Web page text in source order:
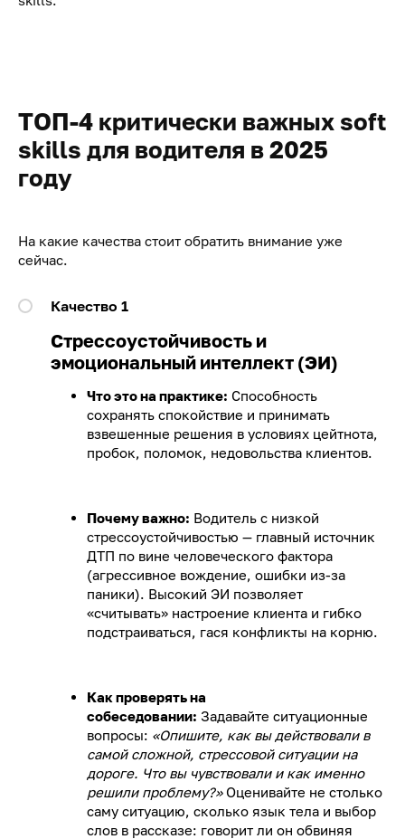
ТОП-4 критически важных soft
skills для водителя в 2025
году
На какие качества стоит обратить внимание уже
сейчас.
Качество 1
Стрессоустойчивость и
эмоциональный интеллект (ЭИ)
Что это на практике: Способность
сохранять спокойствие и принимать
взвешенные решения в условиях цейтнота,
пробок, поломок, недовольства клиентов.
Почему важно: Водитель с низкой
стрессоустойчивостью — главный источник
ДТП по вине человеческого фактора
(агрессивное вождение, ошибки из-за
паники). Высокий ЭИ позволяет
«считывать» настроение клиента и гибко
подстраиваться, гася конфликты на корню.
Как проверять на
собеседовании: Задавайте ситуационные
вопросы: «Опишите, как вы действовали в
самой сложной, стрессовой ситуации на
дороге. Что вы чувствовали и как именно
решили проблему?»Оценивайте не столько
саму ситуацию, сколько язык тела и выбор
слов в рассказе: говорит ли он обвиняя